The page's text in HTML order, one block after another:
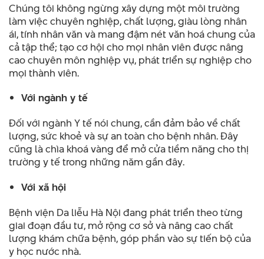
Chúng tôi không ngừng xây dựng một môi trường
làm việc chuyên nghiệp, chất lượng, giàu lòng nhân
ái, tính nhân văn và mang đậm nét văn hoá chung của
cả tập thể; tạo cơ hội cho mọi nhân viên được nâng
cao chuyên môn nghiệp vụ, phát triển sự nghiệp cho
mọi thành viên.
Với ngành y tế
Đối với ngành Y tế nói chung, cần đảm bảo về chất
lượng, sức khoẻ và sự an toàn cho bệnh nhân. Đây
cũng là chìa khoá vàng để mở cửa tiềm năng cho thị
trường y tế trong những năm gần đây.
Với xã hội
Bệnh viện Da liễu Hà Nội đang phát triển theo từng
giai đoạn đầu tư, mở rộng cơ sở và nâng cao chất
lượng khám chữa bệnh, góp phần vào sự tiến bộ của
y học nước nhà.